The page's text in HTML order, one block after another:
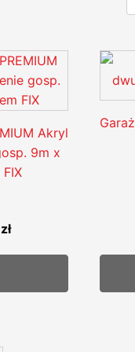
Akryl
9m x
złAktualna
17850,00 zł.